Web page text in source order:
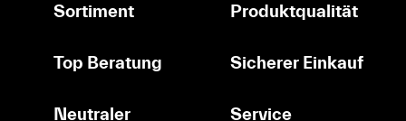
Sortiment
Produktqualität
Top Beratung Sicherer Einkauf
Neutraler
Service